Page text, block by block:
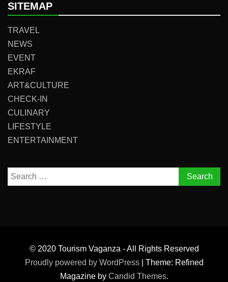
SITEMAP
TRAVEL
NEWS
EVENT
EKRAF
ART&CULTURE
CHECK-IN
CULINARY
LIFESTYLE
ENTERTAINMENT
Search
for:
© 2020 Tourism Vaganza - All Rights Reserved
Proudly powered by WordPress
Theme: Refined
Magazine by Candid Themes.